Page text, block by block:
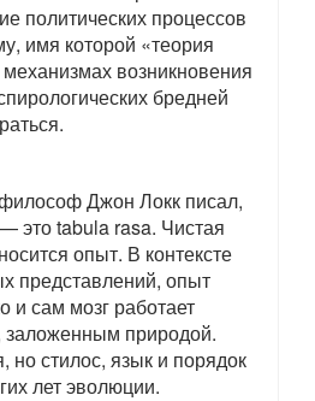
политических процессов
имя которой «теория
возникновения
бредней
Джон Локк писал,
это tabula rasa. Чистая
опыт. В контексте
представлений, опыт
и сам мозг работает
заложенным природой.
но стилос, язык и порядок
лет эволюции.